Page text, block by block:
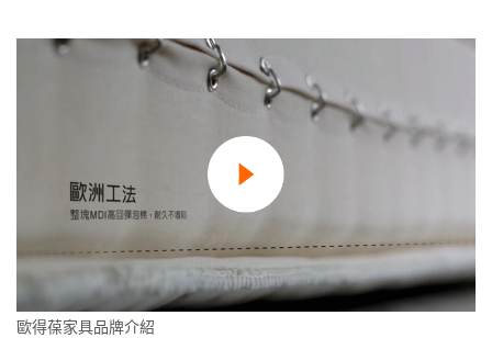
歐得葆家具品牌介紹